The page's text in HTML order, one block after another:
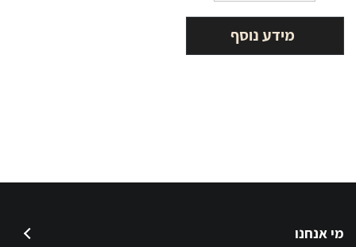
מידע נוסף
מי אנחנו